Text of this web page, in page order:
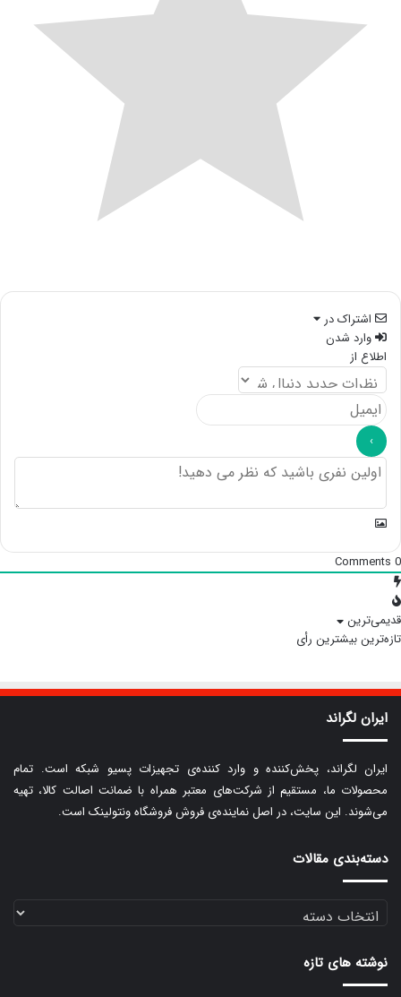
اشتراک در
وارد شدن
اطلاع از
0
قدیمی‌ترین
تازه‌ترینبیشترین رأی
ایران لگراند
ایران لگراند، پخش‌کننده و وارد کننده‌ی تجهیزات پسیو شبکه است. تمام
محصولات ما، مستقیم از شرکت‌های معتبر همراه با ضمانت اصالت کالا، تهیه
می‌شوند. این سایت، در اصل نماینده‌ی فروش فروشگاه ونتولینک است.
دسته‌بندی مقالات
دسته‌بندی
مقالات
نوشته های تازه